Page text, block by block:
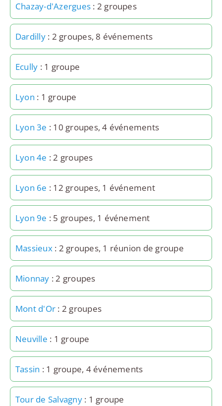
Chazay-d'Azergues : 2 groupes
Dardilly: 2 groupes, 8 événements
Ecully : 1 groupe
Lyon : 1 groupe
Lyon 3e : 10 groupes, 4 événements
Lyon 4e : 2 groupes
Lyon 6e : 12 groupes, 1 événement
Lyon 9e : 5 groupes, 1 événement
Massieux: 2 groupes, 1 réunion de groupe
Mionnay : 2 groupes
Mont d'Or : 2 groupes
Neuville : 1 groupe
Tassin : 1 groupe, 4 événements
Tour de Salvagny: 1 groupe